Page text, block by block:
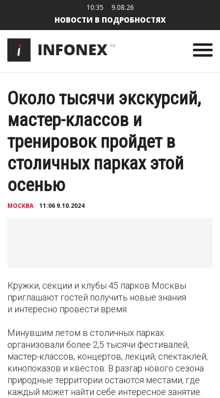
10:35 9.08.26
НОВОСТИ В ПОДРОБНОСТЯХ
Около тысячи экскурсий,
мастер-классов и
тренировок пройдет в
столичных парках этой
осенью
МОСКВА 11:06 9.10.2024
Кружки, секции и клубы 45 парков Москвы
приглашают гостей получить новые знания
и интересно провести время.
Минувшим летом в столичных парках
организовали более 2,5 тысячи фестивалей,
мастер-классов, концертов, лекций, спектаклей,
кинопоказов и квестов. В разгар нового сезона
природные территории остаются местами, где
каждый может найти себе интересное занятие.